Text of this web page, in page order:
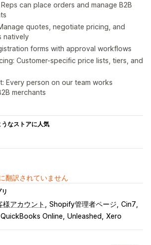
can place orders and manage B2B
quotes, negotiate pricing, and
natively
forms with approval workflows
Customer-specific price lists, tiers, and
Every person on our team works
merchants
なストアに人気
翻訳されていません
様アカウント Shopify管理者ページ Cin7
QuickBooks Online Unleashed Xero